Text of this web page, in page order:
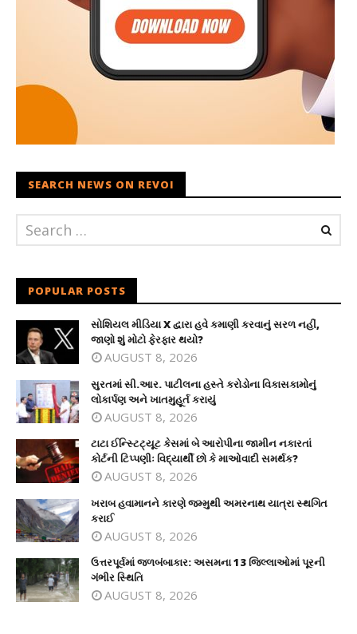
SEARCH NEWS ON REVOI
POPULAR POSTS
સોશિયલ મીડિયા X દ્વારા હવે કમાણી કરવાનું સરળ નહીં,
જાણો શું મોટો ફેરફાર થયો?
AUGUST 8, 2026
સુરતમાં સી.આર. પાટીલના હસ્તે કરોડોના વિકાસકામોનું
લોકાર્પણ અને ખાતમુહૂર્ત કરાયું
AUGUST 8, 2026
ટાટા ઈન્સ્ટિટ્યૂટ કેસમાં બે આરોપીના જામીન નકારતાં
કોર્ટની ટિપ્પણીઃ વિદ્યાર્થી છો કે માઓવાદી સમર્થક?
AUGUST 8, 2026
ખરાબ હવામાનને કારણે જમ્મુથી અમરનાથ યાત્રા સ્થગિત
કરાઈ
AUGUST 8, 2026
ઉત્તરપૂર્વમાં જળબંબાકાર: અસમના 13 જિલ્લાઓમાં પૂરની
ગંભીર સ્થિતિ
AUGUST 8, 2026